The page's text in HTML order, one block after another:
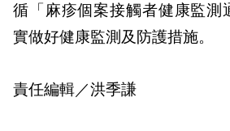
循「麻疹個案接觸者健康監測
實做好健康監測及防護措施。
責任編輯／洪季謙